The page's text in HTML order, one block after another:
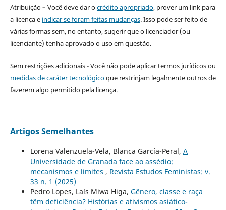
Atribuição – Você deve dar ocrédito apropriado, prover um link para
a licença e indicar se foram feitas mudanças. Isso pode ser feito de
várias formas sem, no entanto, sugerir que o licenciador (ou
licenciante) tenha aprovado o uso em questão.
Sem restrições adicionais - Você não pode aplicar termos jurídicos ou
medidas de caráter tecnológicoque restrinjam legalmente outros de
fazerem algo permitido pela licença.
Artigos Semelhantes
Lorena Valenzuela-Vela, Blanca García-Peral, A
Universidade de Granada face ao assédio:
mecanismos e limites , Revista Estudos Feministas: v.
33 n. 1 (2025)
Pedro Lopes, Laís Miwa Higa, Gênero, classe e raça
têm deficiência? Histórias e ativismos asiático-